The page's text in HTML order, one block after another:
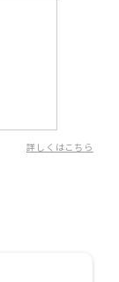
詳しくはこちら